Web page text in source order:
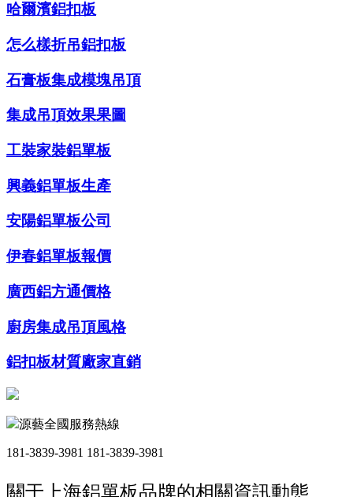
哈爾濱鋁扣板
怎么樣折吊鋁扣板
石膏板集成模塊吊頂
集成吊頂效果果圖
工裝家裝鋁單板
興義鋁單板生產
安陽鋁單板公司
伊春鋁單板報價
廣西鋁方通價格
廚房集成吊頂風格
鋁扣板材質廠家直銷
源藝全國服務熱線
181-3839-3981 181-3839-3981
關于上海鋁單板品牌的相關資訊動態